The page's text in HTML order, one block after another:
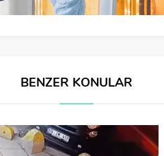
BENZER KONULAR